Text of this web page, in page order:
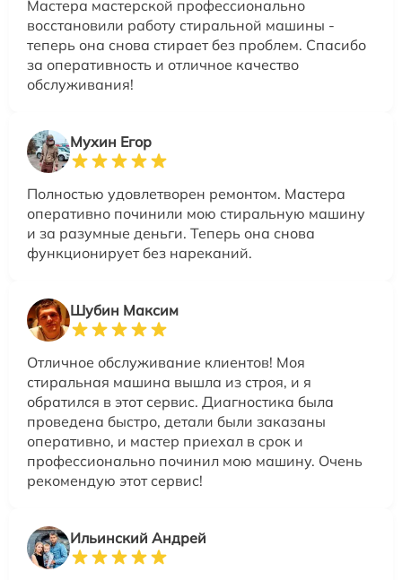
Мастера мастерской профессионально
восстановили работу стиральной машины -
теперь она снова стирает без проблем. Спасибо
за оперативность и отличное качество
обслуживания!
Мухин Егор
Полностью удовлетворен ремонтом. Мастера
оперативно починили мою стиральную машину
и за разумные деньги. Теперь она снова
функционирует без нареканий.
Шубин Максим
Отличное обслуживание клиентов! Моя
стиральная машина вышла из строя, и я
обратился в этот сервис. Диагностика была
проведена быстро, детали были заказаны
оперативно, и мастер приехал в срок и
профессионально починил мою машину. Очень
рекомендую этот сервис!
Ильинский Андрей